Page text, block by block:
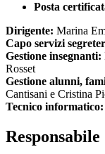
Posta
Dirigente: Marina
Capo servizi
Gestione insegnanti:
Rosset
Gestione alunni,
Cantisani e Cristina
Tecnico informatico:
Responsabile